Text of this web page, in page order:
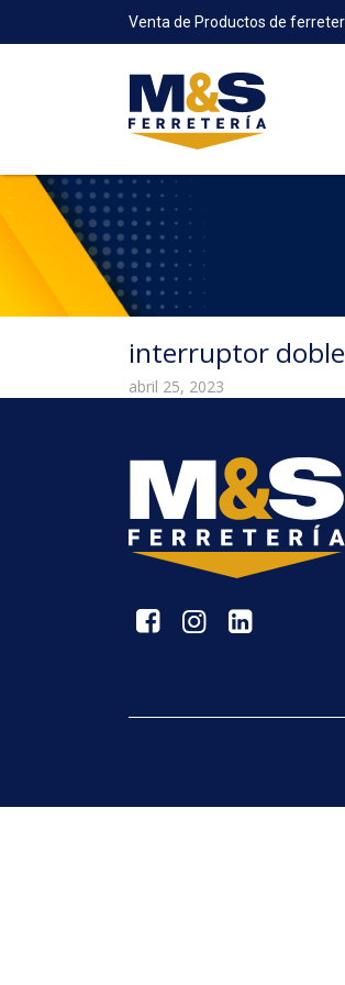
Venta de Productos de
interruptor
abril 25, 2023